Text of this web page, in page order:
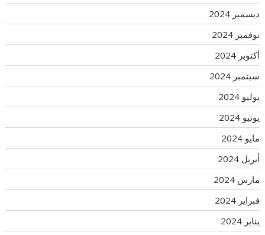
ديسمبر 2024
نوفمبر 2024
أكتوبر 2024
سبتمبر 2024
يوليو 2024
يونيو 2024
مايو 2024
أبريل 2024
مارس 2024
فبراير 2024
يناير 2024